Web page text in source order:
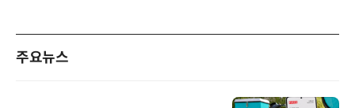
주요뉴스